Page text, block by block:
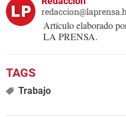
Artículo elaborado
LA PRENSA.
Trabajo